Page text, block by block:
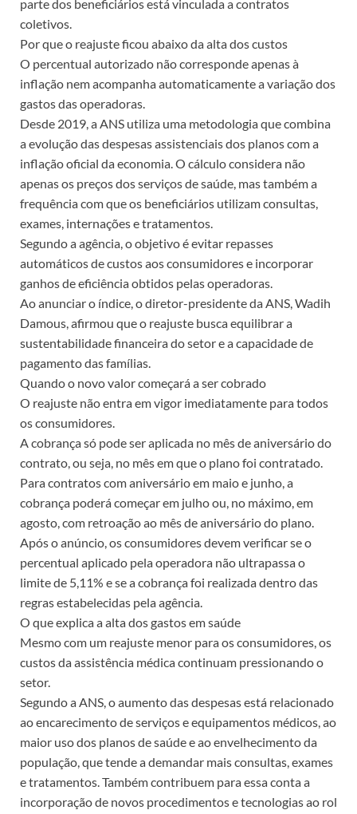
parte dos beneficiários está vinculada a contratos
coletivos.
Por que o reajuste ficou abaixo da alta dos custos
O percentual autorizado não corresponde apenas à
inflação nem acompanha automaticamente a variação dos
gastos das operadoras.
Desde 2019, a ANS utiliza uma metodologia que combina
a evolução das despesas assistenciais dos planos com a
inflação oficial da economia. O cálculo considera não
apenas os preços dos serviços de saúde, mas também a
frequência com que os beneficiários utilizam consultas,
exames, internações e tratamentos.
Segundo a agência, o objetivo é evitar repasses
automáticos de custos aos consumidores e incorporar
ganhos de eficiência obtidos pelas operadoras.
Ao anunciar o índice, o diretor-presidente da ANS, Wadih
Damous, afirmou que o reajuste busca equilibrar a
sustentabilidade financeira do setor e a capacidade de
pagamento das famílias.
Quando o novo valor começará a ser cobrado
O reajuste não entra em vigor imediatamente para todos
os consumidores.
A cobrança só pode ser aplicada no mês de aniversário do
contrato, ou seja, no mês em que o plano foi contratado.
Para contratos com aniversário em maio e junho, a
cobrança poderá começar em julho ou, no máximo, em
agosto, com retroação ao mês de aniversário do plano.
Após o anúncio, os consumidores devem verificar se o
percentual aplicado pela operadora não ultrapassa o
limite de 5,11% e se a cobrança foi realizada dentro das
regras estabelecidas pela agência.
O que explica a alta dos gastos em saúde
Mesmo com um reajuste menor para os consumidores, os
custos da assistência médica continuam pressionando o
setor.
Segundo a ANS, o aumento das despesas está relacionado
ao encarecimento de serviços e equipamentos médicos, ao
maior uso dos planos de saúde e ao envelhecimento da
população, que tende a demandar mais consultas, exames
e tratamentos. Também contribuem para essa conta a
incorporação de novos procedimentos e tecnologias ao rol